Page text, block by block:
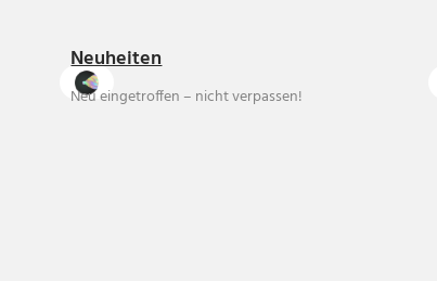
Neuheiten
Neu eingetroffen – nicht verpassen!